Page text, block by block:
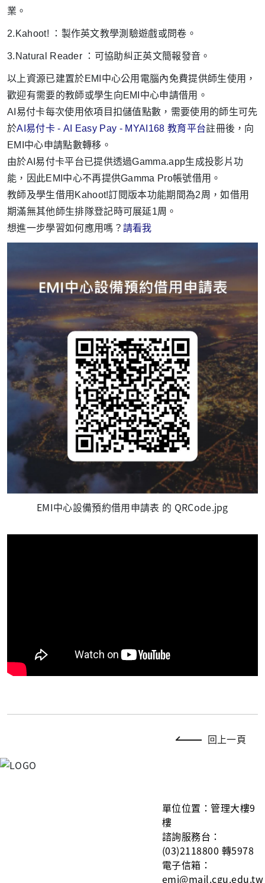
業。
2. Kahoot! ：製作英文教學測驗遊戲或問卷。
3.Natural Reader ：可協助糾正英文簡報發音。
以上資源已建置於EMI中心公用電腦內免費提供師生使用，
歡迎有需要的教師或學生向EMI中心申請借用。
AI易付卡每次使用依項目扣儲值點數，需要使用的師生可先
於AI易付卡 - AI Easy Pay - MYAI168 教育平台註冊後，向
EMI中心申請點數轉移。
由於AI易付卡平台已提供透過Gamma.app生成投影片功
能，因此EMI中心不再提供Gamma Pro帳號借用。
教師及學生借用Kahoot!訂閱版本功能期間為2周，如借用
期滿無其他師生排隊登記時可展延1周。
想進一步學習如何應用嗎？ 請看我
EMI中心設備預約借用申請表 的 QRCode.jpg
回上一頁
單位位置：管理大樓9
樓
諮詢服務台：
(03)2118800 轉5978
電子信箱：
emi@mail.cgu.edu.tw